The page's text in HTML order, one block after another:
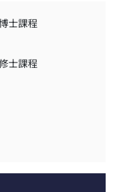
士課程
士課程